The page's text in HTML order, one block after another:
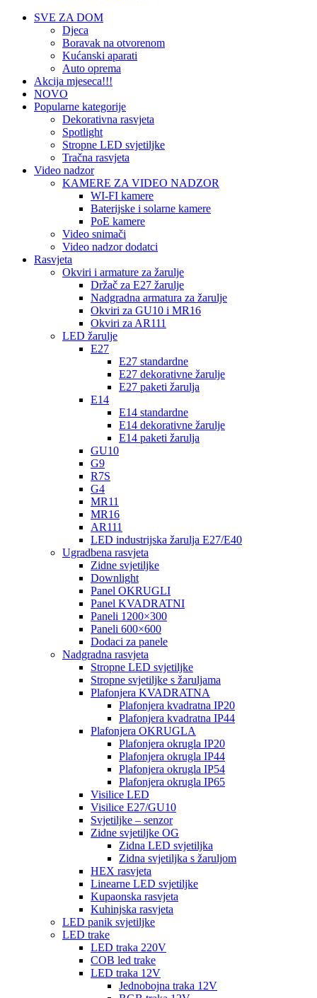
SVE ZA DOM
Djeca
Boravak na otvorenom
Kućanski aparati
Auto oprema
Akcija mjeseca!!!
NOVO
Popularne kategorije
Dekorativna rasvjeta
Spotlight
Stropne LED svjetiljke
Tračna rasvjeta
Video nadzor
KAMERE ZA VIDEO NADZOR
WI-FI kamere
Baterijske i solarne kamere
PoE kamere
Video snimači
Video nadzor dodatci
Rasvjeta
Okviri i armature za žarulje
Držač za E27 žarulje
Nadgradna armatura za žarulje
Okviri za GU10 i MR16
Okviri za AR111
LED žarulje
E27
E27 standardne
E27 dekorativne žarulje
E27 paketi žarulja
E14
E14 standardne
E14 dekorativne žarulje
E14 paketi žarulja
GU10
G9
R7S
G4
MR11
MR16
AR111
LED industrijska žarulja E27/E40
Ugradbena rasvjeta
Zidne svjetiljke
Downlight
Panel OKRUGLI
Panel KVADRATNI
Paneli 1200×300
Paneli 600×600
Dodaci za panele
Nadgradna rasvjeta
Stropne LED svjetiljke
Stropne svjetiljke s žaruljama
Plafonjera KVADRATNA
Plafonjera kvadratna IP20
Plafonjera kvadratna IP44
Plafonjera OKRUGLA
Plafonjera okrugla IP20
Plafonjera okrugla IP44
Plafonjera okrugla IP54
Plafonjera okrugla IP65
Visilice LED
Visilice E27/GU10
Svjetiljke – senzor
Zidne svjetiljke OG
Zidna LED svjetiljka
Zidna svjetiljka s žaruljom
HEX rasvjeta
Linearne LED svjetiljke
Kupaonska rasvjeta
Kuhinjska rasvjeta
LED panik svjetiljke
LED trake
LED traka 220V
COB led trake
LED traka 12V
Jednobojna traka 12V